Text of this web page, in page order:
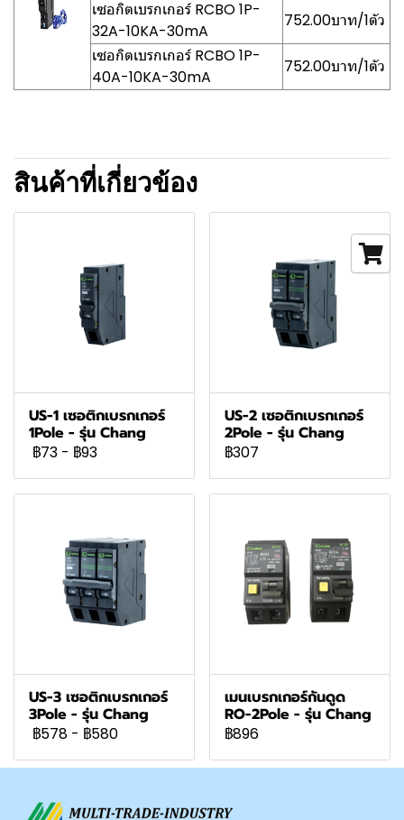
เซอกิตเบรกเกอร์ RCBO 1P-
32A-10KA-30mA
752.00บาท/1ตัว
เซอกิตเบรกเกอร์ RCBO 1P-
40A-10KA-30mA
752.00บาท/1ตัว
สินค้าที่เกี่ยวข้อง
US-1 เซอติกเบรกเกอร์
1Pole - รุ่น Chang
฿73 - ฿93
US-2 เซอติกเบรกเกอร์
2Pole - รุ่น Chang
฿307
US-3 เซอติกเบรกเกอร์
3Pole - รุ่น Chang
฿578 - ฿580
เมนเบรกเกอร์กันดูด
RO-2Pole - รุ่น Chang
฿896